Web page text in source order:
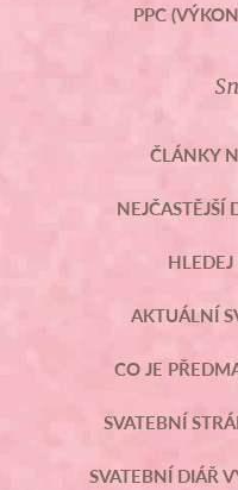
PPC
ČLÁNKY
NEJČASTĚJŠÍ
AKTUÁLNÍ
CO JE
SVATEBNÍ
SVATEBNÍ DIÁŘ